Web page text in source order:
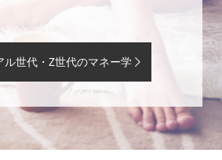
ル世代・Z世代のマネー学